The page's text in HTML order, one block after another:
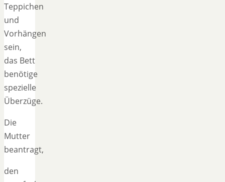
Teppichen
und
Vorhängen
sein,
das Bett
benötige
spezielle
Überzüge.
Die
Mutter
beantragt,
den